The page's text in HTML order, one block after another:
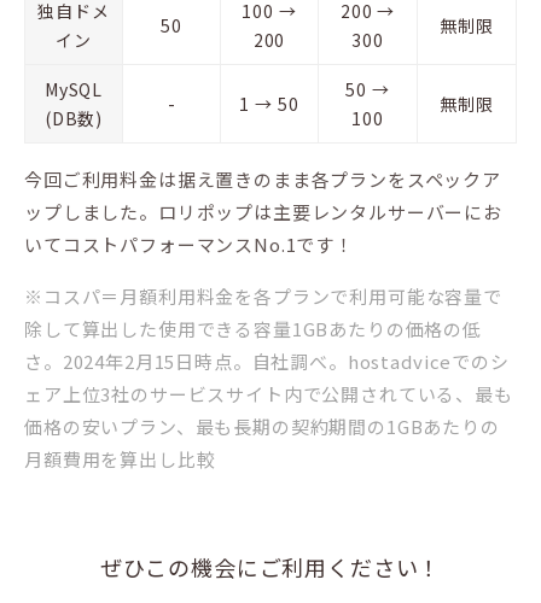
独自ドメ
イン
50
100 →
200
200 →
300
無制限
MySQL
(DB数)
- 1 → 50
50 →
100
無制限
今回ご利用料金は据え置きのまま各プランをスペックア
ップしました。ロリポップは主要レンタルサーバーにお
いてコストパフォーマンスNo.1です！
※コスパ＝月額利用料金を各プランで利用可能な容量で
除して算出した使用できる容量1GBあたりの価格の低
さ。2024年2月15日時点。自社調べ。hostadviceでのシ
ェア上位3社のサービスサイト内で公開されている、最も
価格の安いプラン、最も長期の契約期間の1GBあたりの
月額費用を算出し比較
ぜひこの機会にご利用ください！